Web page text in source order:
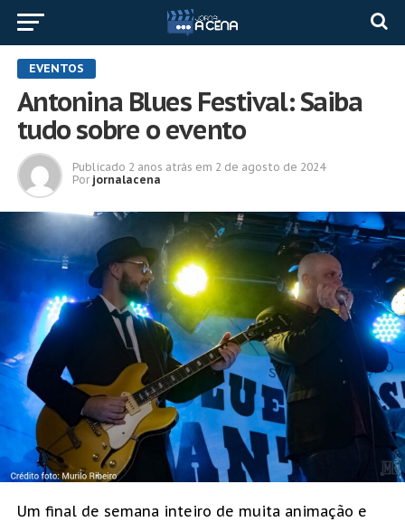
EVENTOS
Antonina Blues Festival: Saiba
tudo sobre o evento
Publicado 2 anos atrás em 2 de agosto de 2024
Por jornalacena
Um final de semana inteiro de muita animação e